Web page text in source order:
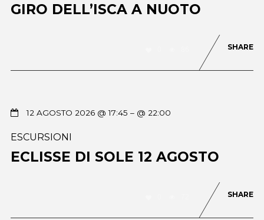
GIRO DELL’ISCA A NUOTO
SHARE
12 AGOSTO 2026 @ 17:45 – @ 22:00
ESCURSIONI
ECLISSE DI SOLE 12 AGOSTO
SHARE